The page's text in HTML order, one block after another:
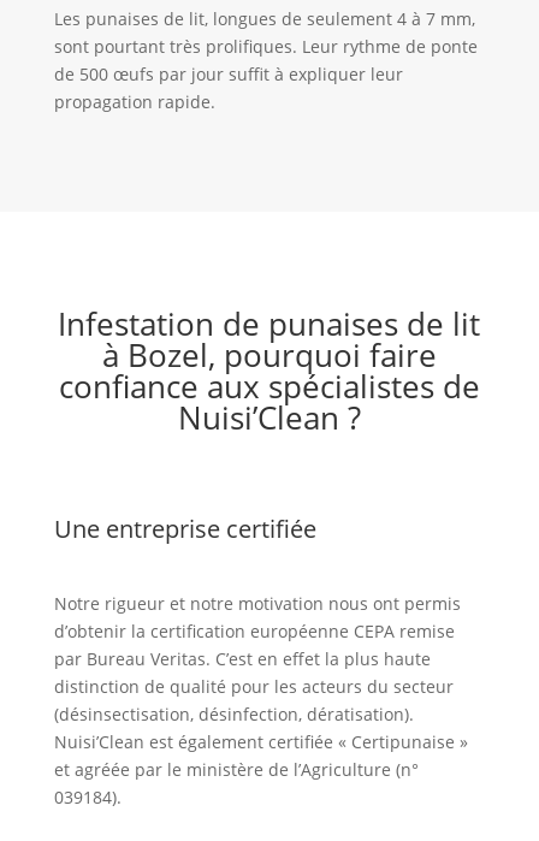
Les punaises de lit, longues de seulement 4 à 7 mm,
sont pourtant très prolifiques. Leur rythme de ponte
de 500 œufs par jour suffit à expliquer leur
propagation rapide.
Infestation de punaises de lit
à Bozel, pourquoi faire
confiance aux spécialistes de
Nuisi’Clean ?
Une entreprise certifiée
Notre rigueur et notre motivation nous ont permis
d’obtenir la certification européenne CEPA remise
par Bureau Veritas. C’est en effet la plus haute
distinction de qualité pour les acteurs du secteur
(désinsectisation, désinfection, dératisation).
Nuisi’Clean est également certifiée « Certipunaise »
et agréée par le ministère de l’Agriculture (n°
039184).